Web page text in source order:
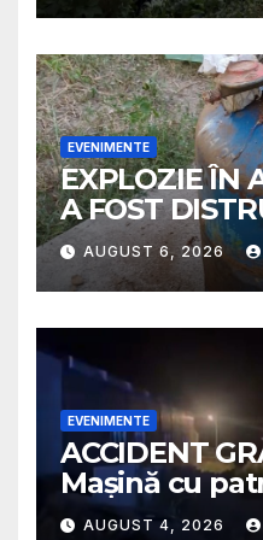
EVENIMENTE
EXPLOZIE ÎN
A FOST
ARSURI
AUGUST 6, 2026
EVENIMENTE
ACCIDENT
Mașină cu
răsturnată pe
AUGUST 4, 2026